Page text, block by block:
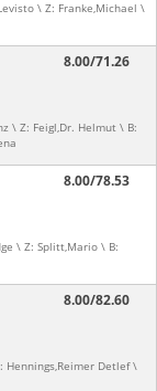
\ Z: Franke,Michael \
\ Z: Feigl,Dr. Helmut \ B:
8.00/71.26
\ Z: Splitt,Mario \ B:
8.00/78.53
Hennings,Reimer Detlef \
8.00/82.60